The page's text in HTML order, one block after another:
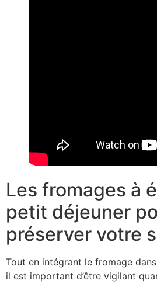
Les fromages à
petit déjeuner
préserver votre
Tout en intégrant le fromage
il est important d’être vigilant